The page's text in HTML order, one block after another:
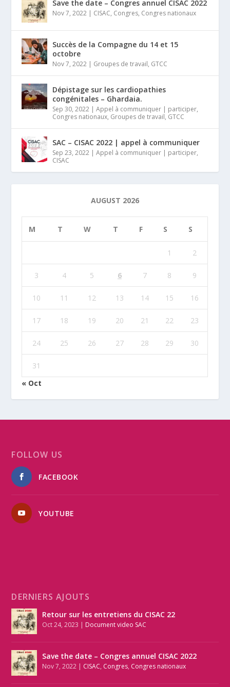
Save the date – Congres annuel CISAC 2022
Nov 7, 2022 | CISAC, Congres, Congres nationaux
Succès de la Compagne du 14 et 15
octobre
Nov 7, 2022 | Groupes de travail, GTCC
Dépistage sur les cardiopathies
congénitales – Ghardaia.
Sep 30, 2022 |Appel à communiquer | participer,
Congres nationaux, Groupes de travail, GTCC
SAC – CISAC 2022 | appel à communiquer
Sep 23, 2022 |Appel à communiquer | participer,
CISAC
AUGUST 2026
M T W T F S S
1 2
3 4 5 6 7 8 9
10 11 12 13 14 15 16
17 18 19 20 21 22 23
24 25 26 27 28 29 30
31
« Oct
FOLLOW US
FACEBOOK
YOUTUBE
DERNIERS AJOUTS
Retour sur les entretiens du CISAC 22
Oct 24, 2023 | Document video SAC
Save the date – Congres annuel CISAC 2022
Nov 7, 2022 | CISAC, Congres, Congres nationaux